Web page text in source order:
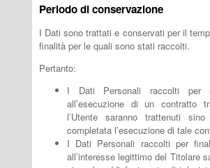
Periodo di conservazione
I Dati sono trattati e conservati per il
finalità per le quali sono stati raccolti.
Pertanto:
I Dati Personali raccolti per
all’esecuzione di un contratto
l’Utente saranno trattenuti
completata l’esecuzione di tale
I Dati Personali raccolti per
all’interesse legittimo del Titolare